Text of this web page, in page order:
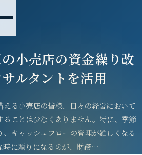
小売店の資金繰り改
ルタントを活用
える小売店の皆様、日々の経営において
ることは少なくありません。特に、季節
、キャッシュフローの管理が難しくなる
時に頼りになるのが、財務…